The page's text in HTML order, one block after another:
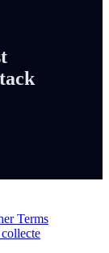
Terms